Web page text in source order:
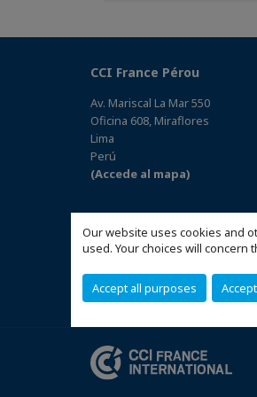
Our website uses cookies and
used. Your choices will concern
Accept all purposes
CCI France Pérou
Av. Mariscal La Mar 550
Oficina 608, Miraflores
Lima
Perú
(Accede al mapa)